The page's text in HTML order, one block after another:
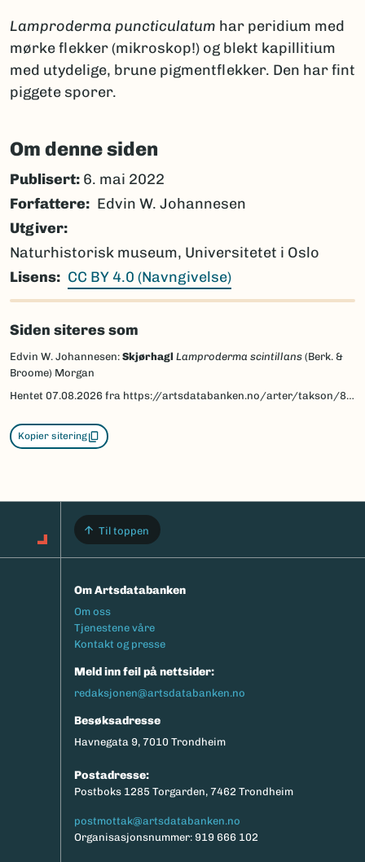
Lamproderma puncticulatum har peridium med
mørke flekker (mikroskop!) og blekt kapillitium
med utydelige, brune pigmentflekker. Den har fint
piggete sporer.
Om denne siden
Publisert: 6. mai 2022
Forfattere
Edvin W. Johannesen
Utgiver
Naturhistorisk museum, Universitetet i Oslo
Lisens
CC BY 4.0 (Navngivelse)
Siden siteres som
Edvin W. Johannesen: Skjørhagl Lamproderma scintillans (Berk. &
Broome) Morgan
Hentet 07.08.2026 fra https://artsdatabanken.no/arter/takson/80268/beskrivelse
Kopier sitering
Til toppen
Om Artsdatabanken
Footermeny
Om oss
Tjenestene våre
Kontakt og presse
Meld inn feil på nettsider:
redaksjonen@artsdatabanken.no
Besøksadresse
Havnegata 9, 7010 Trondheim
Postadresse:
Postboks 1285 Torgarden, 7462 Trondheim
postmottak@artsdatabanken.no
Organisasjonsnummer: 919 666 102